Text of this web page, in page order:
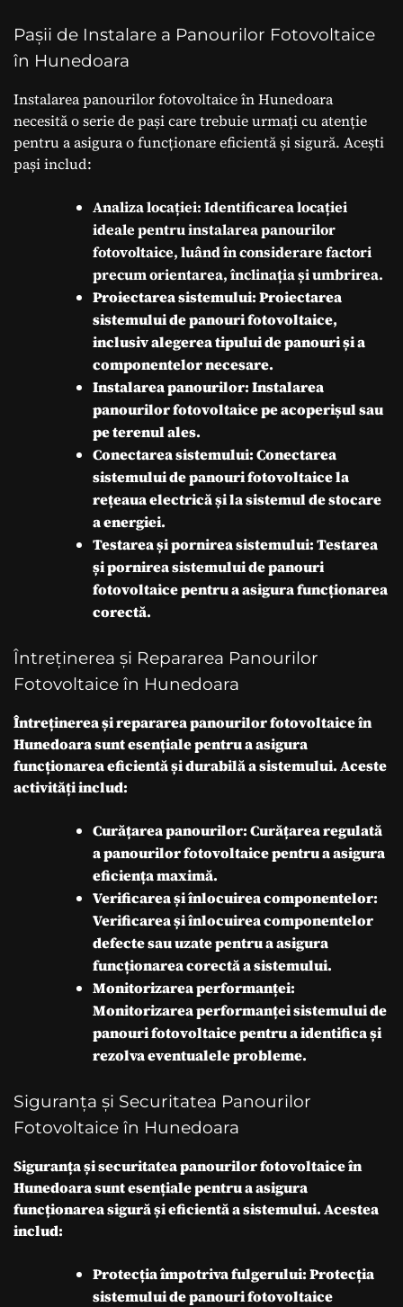
Pașii de Instalare a Panourilor Fotovoltaice
în Hunedoara
Instalarea panourilor fotovoltaice în Hunedoara
necesită o serie de pași care trebuie urmați cu atenție
pentru a asigura o funcționare eficientă și sigură. Acești
pași includ:
Analiza locației: Identificarea locației
ideale pentru instalarea panourilor
fotovoltaice, luând în considerare factori
precum orientarea, înclinația și umbrirea.
Proiectarea sistemului: Proiectarea
sistemului de panouri fotovoltaice,
inclusiv alegerea tipului de panouri și a
componentelor necesare.
Instalarea panourilor: Instalarea
panourilor fotovoltaice pe acoperișul sau
pe terenul ales.
Conectarea sistemului: Conectarea
sistemului de panouri fotovoltaice la
rețeaua electrică și la sistemul de stocare
a energiei.
Testarea și pornirea sistemului: Testarea
și pornirea sistemului de panouri
fotovoltaice pentru a asigura funcționarea
corectă.
Întreținerea și Repararea Panourilor
Fotovoltaice în Hunedoara
Întreținerea și repararea panourilor fotovoltaice în
Hunedoara sunt esențiale pentru a asigura
funcționarea eficientă și durabilă a sistemului. Aceste
activități includ:
Curățarea panourilor: Curățarea regulată
a panourilor fotovoltaice pentru a asigura
eficiența maximă.
Verificarea și înlocuirea componentelor:
Verificarea și înlocuirea componentelor
defecte sau uzate pentru a asigura
funcționarea corectă a sistemului.
Monitorizarea performanței:
Monitorizarea performanței sistemului de
panouri fotovoltaice pentru a identifica și
rezolva eventualele probleme.
Siguranța și Securitatea Panourilor
Fotovoltaice în Hunedoara
Siguranța și securitatea panourilor fotovoltaice în
Hunedoara sunt esențiale pentru a asigura
funcționarea sigură și eficientă a sistemului. Acestea
includ:
Protecția împotriva fulgerului: Protecția
sistemului de panouri fotovoltaice